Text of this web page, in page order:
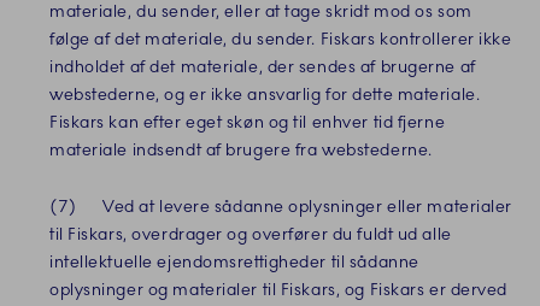
materiale, du sender, eller at tage skridt mod os som
følge af det materiale, du sender. Fiskars kontrollerer ikke
indholdet af det materiale, der sendes af brugerne af
webstederne, og er ikke ansvarlig for dette materiale.
Fiskars kan efter eget skøn og til enhver tid fjerne
materiale indsendt af brugere fra webstederne.
(7) Ved at levere sådanne oplysninger eller materialer
til Fiskars, overdrager og overfører du fuldt ud alle
intellektuelle ejendomsrettigheder til sådanne
oplysninger og materialer til Fiskars, og Fiskars er derved